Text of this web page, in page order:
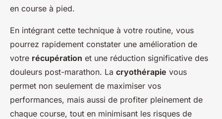
en course à pied.
En intégrant cette technique à votre routine, vous
pourrez rapidement constater une amélioration de
votre récupération et une réduction significative des
douleurs post-marathon. La cryothérapie vous
permet non seulement de maximiser vos
performances, mais aussi de profiter pleinement de
chaque course, tout en minimisant les risques de